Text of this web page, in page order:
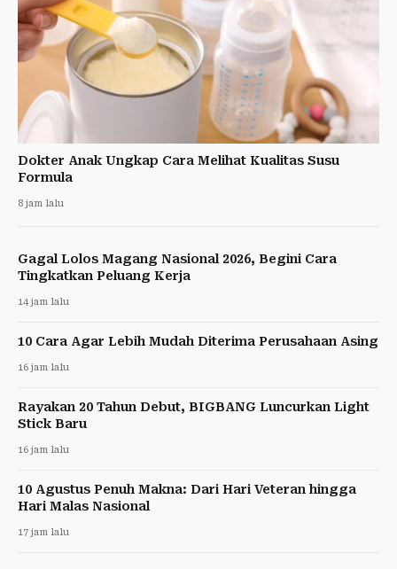
Dokter Anak Ungkap Cara Melihat Kualitas Susu
Formula
8 jam lalu
Gagal Lolos Magang Nasional 2026, Begini Cara
Tingkatkan Peluang Kerja
14 jam lalu
10 Cara Agar Lebih Mudah Diterima Perusahaan Asing
16 jam lalu
Rayakan 20 Tahun Debut, BIGBANG Luncurkan Light
Stick Baru
16 jam lalu
10 Agustus Penuh Makna: Dari Hari Veteran hingga
Hari Malas Nasional
17 jam lalu